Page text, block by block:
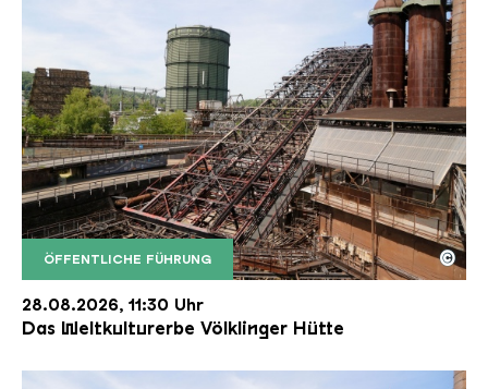
ÖFFENTLICHE FÜHRUNG
Der Erzschrägaufzug der Völklinger Hütte mit
Copyright: Weltkulturerbe Völklinger Hütte | Karl
©
28.08.2026, 11:30 Uhr
Das Weltkulturerbe Völklinger Hütte